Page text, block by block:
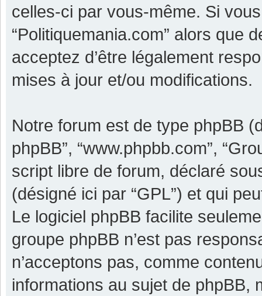
celles-ci par vous-même. Si
“Politiquemania.com” alors que
acceptez d’être légalement
mises à jour et/ou modifications.
Notre forum est de type phpBB
phpBB”, “www.phpbb.com”,
script libre de forum, déclaré
(désigné ici par “GPL”) et qui
Le logiciel phpBB facilite
groupe phpBB n’est pas
n’acceptons pas, comme
informations au sujet de phpBB,